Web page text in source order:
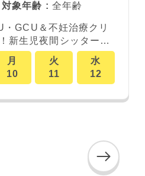
対象年齢 : 全年齢
・GCU＆不妊治療クリ
新生児夜間シッター実
もお任せください♡
月
10
火
11
水
12